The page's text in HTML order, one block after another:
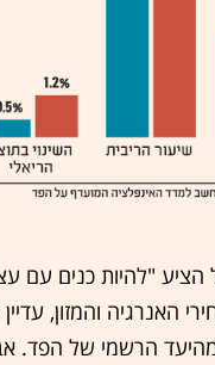
הציע "להיות כנים עם
הרשמי של הפד.